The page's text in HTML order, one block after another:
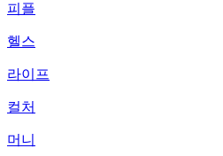
피플
헬스
라이프
컬처
머니